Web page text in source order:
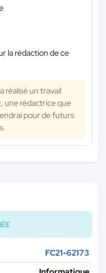
la rédaction de ce
réalisé un travail
une rédactrice que
pour de futurs
FC21-62173